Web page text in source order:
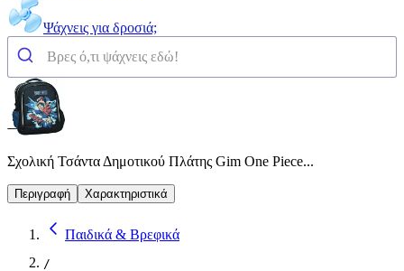
Ψάχνεις για δροσιά;
Σχολική Τσάντα Δημοτικού Πλάτης Gim One Piece...
Περιγραφή Χαρακτηριστικά
Παιδικά & Βρεφικά
/